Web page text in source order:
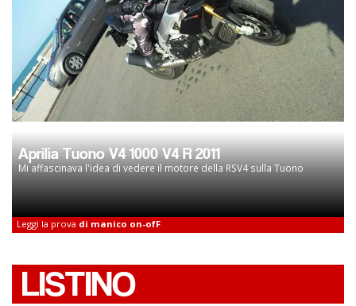
Aprilia Tuono V4 1000 V4 R 2011
Mi affascinava l'idea di vedere il motore della RSV4 sulla Tuono
Leggi la prova di manico on-ofF
LISTINO